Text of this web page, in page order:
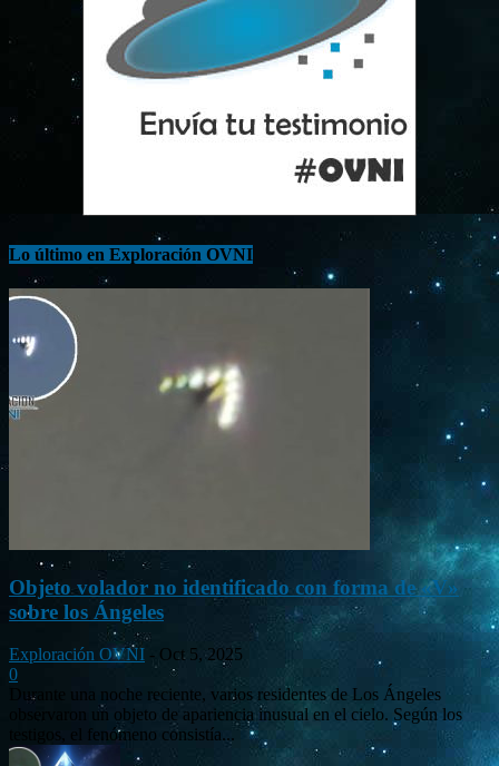
Lo último en Exploración OVNI
Objeto volador no identificado con forma de «V»
sobre los Ángeles
Exploración OVNI - Oct 5, 2025
0
Durante una noche reciente, varios residentes de Los Ángeles
observaron un objeto de apariencia inusual en el cielo. Según los
testigos, el fenómeno consistía...